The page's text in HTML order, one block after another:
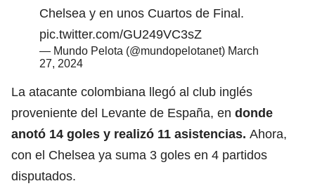
Chelsea y en unos Cuartos de Final.
pic.twitter.com/GU249VC3sZ
— Mundo Pelota (@mundopelotanet) March
27, 2024
La atacante colombiana llegó al club inglés
proveniente del Levante de España, en donde
anotó 14 goles y realizó 11 asistencias. Ahora,
con el Chelsea ya suma 3 goles en 4 partidos
disputados.